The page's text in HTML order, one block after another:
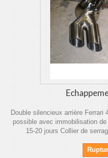
Double silencieux arrière Ferrari
possible avec immobilisation
15-20 jours Collier de